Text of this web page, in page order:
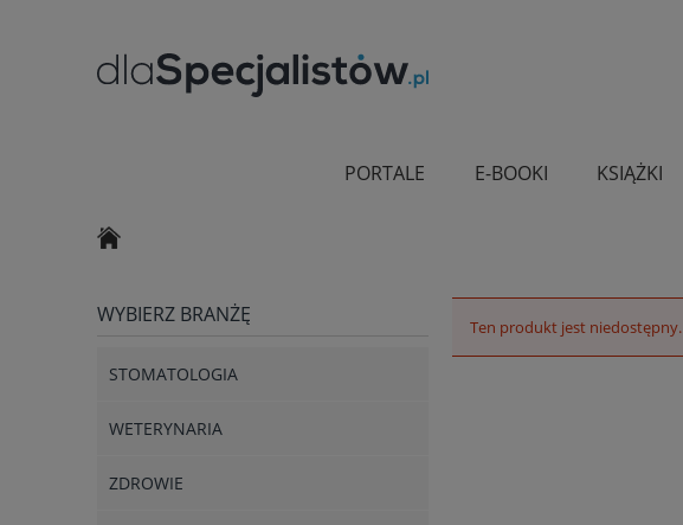
PORTALE E-BOOKI KSIĄŻKI
WYBIERZ BRANŻĘ
STOMATOLOGIA
WETERYNARIA
ZDROWIE
Ten produkt jest niedostępny.